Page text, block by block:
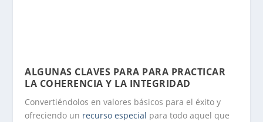
ALGUNAS CLAVES PARA PARA PRACTICAR
LA COHERENCIA Y LA INTEGRIDAD
Convertiéndolos en valores básicos para el éxito y
ofreciendo un recurso especial para todo aquel que